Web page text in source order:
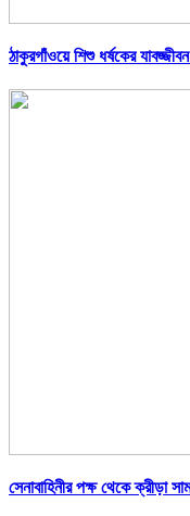
ঠাকুরগাঁওয়ে শিশু ধর্ষকের
সেনাবাহিনীর পক্ষ থেকে ক্রীড়া